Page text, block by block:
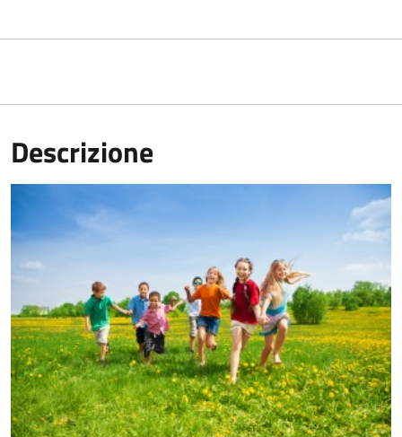
Descrizione